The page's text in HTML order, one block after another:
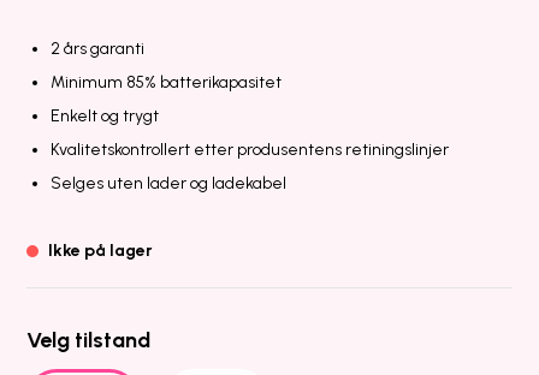
2 års garanti
Minimum 85% batterikapasitet
Enkelt og trygt
Kvalitetskontrollert etter produsentens retiningslinjer
Selges uten lader og ladekabel
Ikke på lager
Velg tilstand